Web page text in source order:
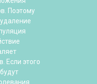
Поэтому
Если этого